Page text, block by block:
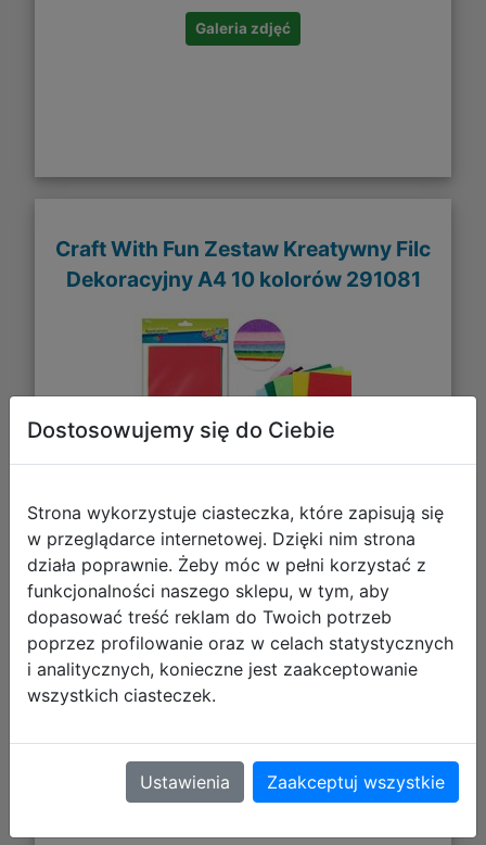
Galeria zdjęć
Craft With Fun Zestaw Kreatywny Filc
Dekoracyjny A4 10 kolorów 291081
10,49 zł
DO KOSZYKA
Dostosowujemy się do Ciebie
Strona wykorzystuje ciasteczka, które zapisują się
w przeglądarce internetowej. Dzięki nim strona
działa poprawnie. Żeby móc w pełni korzystać z
funkcjonalności naszego sklepu, w tym, aby
dopasować treść reklam do Twoich potrzeb
poprzez profilowanie oraz w celach statystycznych
i analitycznych, konieczne jest zaakceptowanie
wszystkich ciasteczek.
Ustawienia Zaakceptuj wszystkie